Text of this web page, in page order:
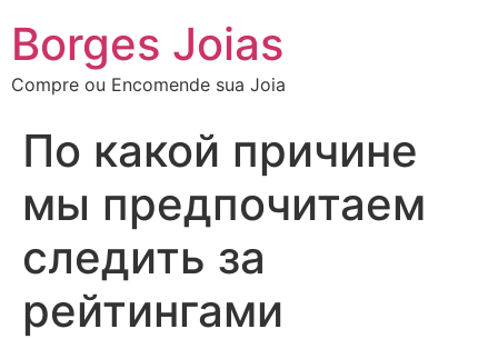
Borges Joias
Compre ou Encomende sua Joia
По какой причине
мы предпочитаем
следить за
рейтингами